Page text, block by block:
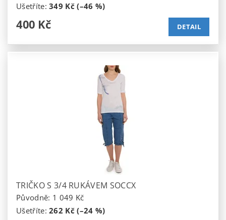
Ušetříte:349 Kč (–46 %)
400 Kč DETAIL
TRIČKO S 3/4 RUKÁVEM SOCCX
Původně: 1 049 Kč
Ušetříte:262 Kč (–24 %)